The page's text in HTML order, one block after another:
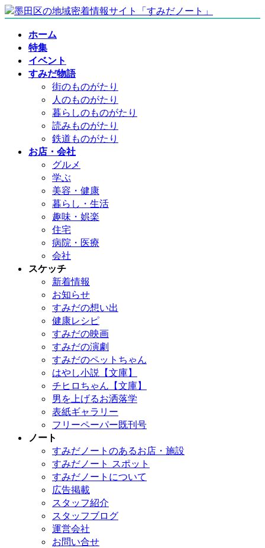
コ
ナ
ホーム
特集
イベント
すみだ物語
街のものがたり
人のものがたり
暮らしのものがたり
読みものがたり
鉄道ものがたり
お店・会社
グルメ
学ぶ
美容・健康
暮らし・生活
趣味・娯楽
住宅
病院・医療
会社
スケッチ
新着情報
お知らせ
すみだの想い出
健康レシピ
すみだの映画
すみだの演劇
すみだのペットちゃん
はやし小説【文庫】
チヒロちゃん【文庫】
男を上げるお洒落学
表紙ギャラリー
フリーペーパー既刊号
ノート
すみだノートのあるお店・施設
すみだノート スポット
すみだノートについて
広告掲載
スタッフ紹介
スタッフブログ
運営会社
お問い合せ